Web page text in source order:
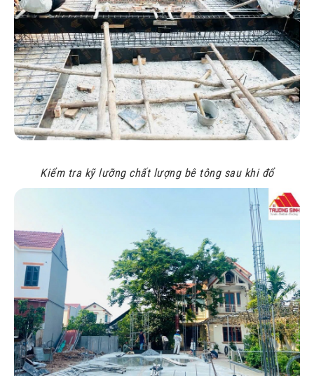
Kiểm tra kỹ lưỡng chất lượng bê tông sau khi đổ